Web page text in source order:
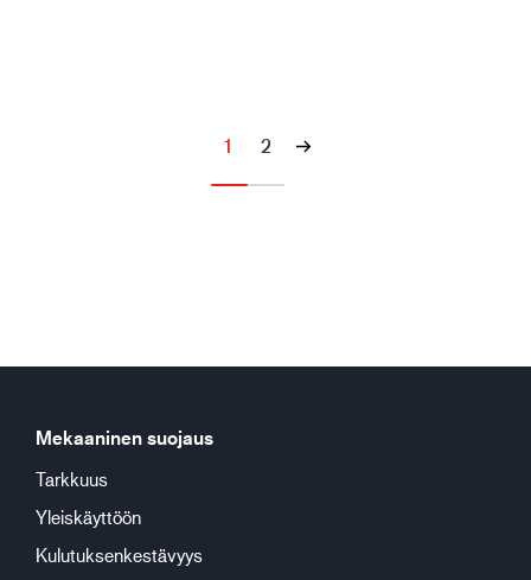
1 2
Mekaaninen suojaus
Tarkkuus
Yleiskäyttöön
Kulutuksenkestävyys